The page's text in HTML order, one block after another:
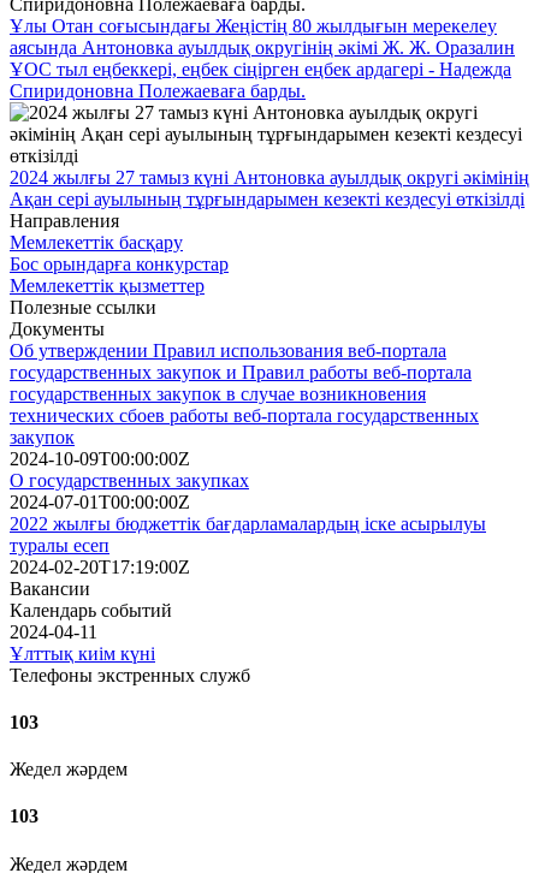
Ұлы Отан соғысындағы Жеңістің 80 жылдығын мерекелеу
аясында Антоновка ауылдық округінің әкімі Ж. Ж. Оразалин
ҰОС тыл еңбеккері, еңбек сіңірген еңбек ардагері - Надежда
Спиридоновна Полежаеваға барды.
2024 жылғы 27 тамыз күні Антоновка ауылдық округі әкімінің
Ақан сері ауылының тұрғындарымен кезекті кездесуі өткізілді
Направления
Мемлекеттік басқару
Бос орындарға конкурстар
Мемлекеттік қызметтер
Полезные ссылки
Документы
Об утверждении Правил использования веб-портала
государственных закупок и Правил работы веб-портала
государственных закупок в случае возникновения
технических сбоев работы веб-портала государственных
закупок
2024-10-09T00:00:00Z
О государственных закупках
2024-07-01T00:00:00Z
2022 жылғы бюджеттік бағдарламалардың іске асырылуы
туралы есеп
2024-02-20T17:19:00Z
Вакансии
Календарь событий
2024-04-11
Ұлттық киім күні
Телефоны экстренных служб
103
Жедел жәрдем
103
Жедел жәрдем